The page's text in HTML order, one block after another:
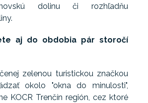
dolinu či rozhľadňu
aj do obdobia pár storočí
zelenou turistickou značkou
okolo "okna do minulosti",
KOCR Trenčín región, cez ktoré